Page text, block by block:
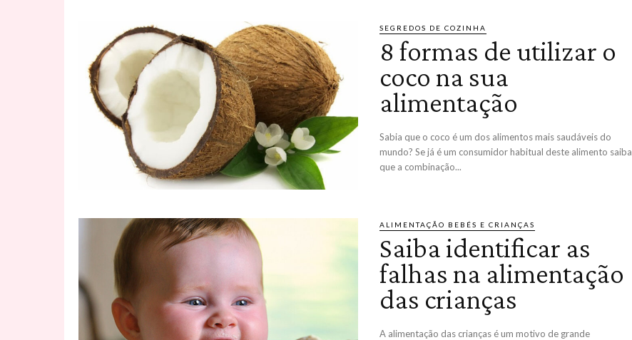
SEGREDOS DE COZINHA
8 formas de utilizar o
coco na sua
alimentação
Sabia que o coco é um dos alimentos mais saudáveis do
mundo? Se já é um consumidor habitual deste alimento saiba
que a combinação...
ALIMENTAÇÃO BEBÉS E CRIANÇAS
Saiba identificar as
falhas na alimentação
das crianças
A alimentação das crianças é um motivo de grande